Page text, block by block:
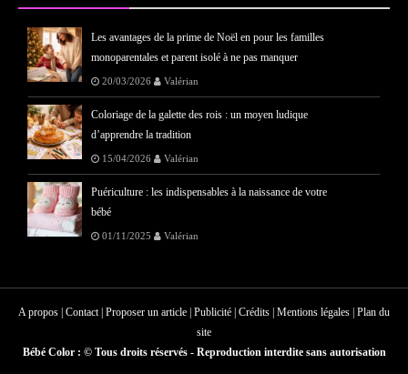
Les avantages de la prime de Noël en pour les familles
monoparentales et parent isolé à ne pas manquer
20/03/2026 Valérian
Coloriage de la galette des rois : un moyen ludique
d’apprendre la tradition
15/04/2026 Valérian
Puériculture : les indispensables à la naissance de votre
bébé
01/11/2025 Valérian
A propos | Contact | Proposer un article | Publicité | Crédits | Mentions légales | Plan du
site
Bébé Color : © Tous droits réservés - Reproduction interdite sans autorisation